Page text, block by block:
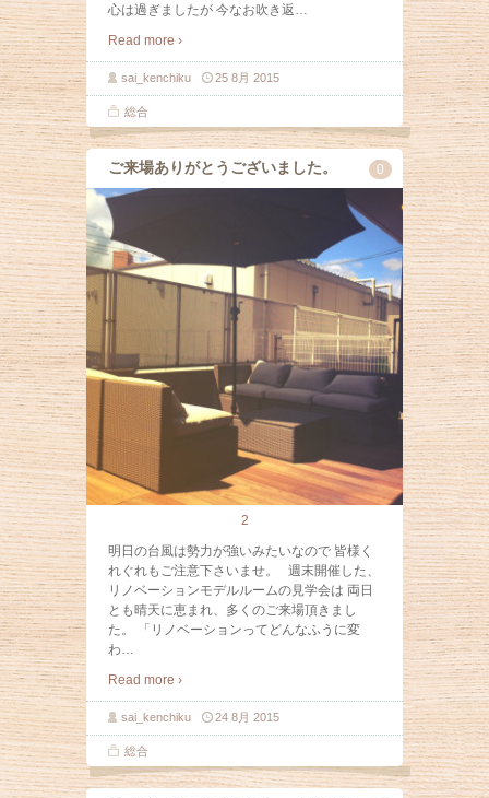
心は過ぎましたが 今なお吹き返…
Read more ›
sai_kenchiku 25 8月 2015
総合
ご来場ありがとうございました。 0
2
明日の台風は勢力が強いみたいなので 皆様く
れぐれもご注意下さいませ。 週末開催した、
リノベーションモデルルームの見学会は 両日
とも晴天に恵まれ、多くのご来場頂きまし
た。 「リノベーションってどんなふうに変
わ…
Read more ›
sai_kenchiku 24 8月 2015
総合